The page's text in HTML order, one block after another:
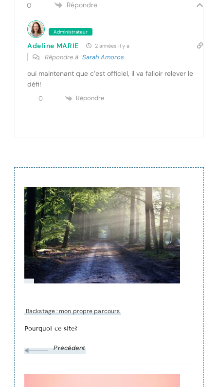
0 Répondre
Administrateur
Adeline MARIE 2 années il y a
Répondre à Sarah Amoros
oui maintenant que c’est officiel, il va falloir relever le
défi!
0 Répondre
Navigation
de
publication
Backstage : mon propre parcours
Pourquoi ce site?
Précédent